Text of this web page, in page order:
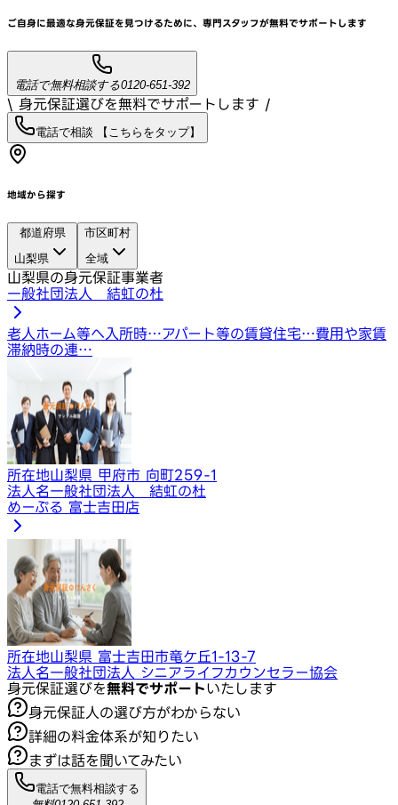
ご自身に最適な身元保証を見つけるために、 専門スタッフが無料でサポートします
電話で無料相談する0120-651-392
\ 身元保証選びを無料でサポートします /
電話で相談 【こちらをタップ】
地域から探す
都道府県
山梨県
市区町村
全域
山梨県の身元保証事業者
一般社団法人 結虹の杜
老人ホーム等へ入所時…アパート等の賃貸住宅…費用や家賃
滞納時の連…
所在地山梨県 甲府市 向町259-1
法人名一般社団法人 結虹の杜
めーぷる 富士吉田店
所在地山梨県 富士吉田市竜ケ丘1-13-7
法人名一般社団法人 シニアライフカウンセラー協会
身元保証選びを無料でサポートいたします
身元保証人の選び方がわからない
詳細の料金体系が知りたい
まずは話を聞いてみたい
電話で無料相談する